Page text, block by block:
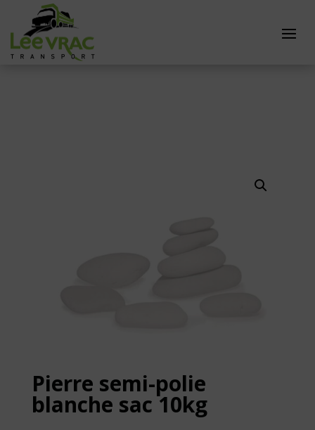
Pierre semi-polie
blanche sac 10kg